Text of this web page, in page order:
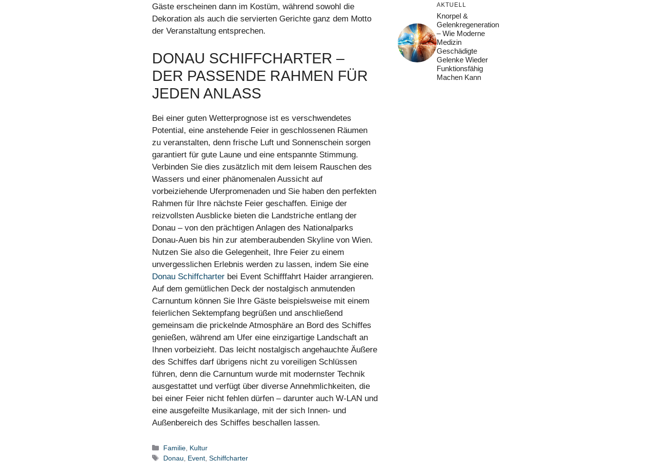
Gäste erscheinen dann im Kostüm, während sowohl die
Dekoration als auch die servierten Gerichte ganz dem Motto
der Veranstaltung entsprechen.
DONAU SCHIFFCHARTER –
DER PASSENDE RAHMEN FÜR
JEDEN ANLASS
Bei einer guten Wetterprognose ist es verschwendetes
Potential, eine anstehende Feier in geschlossenen Räumen
zu veranstalten, denn frische Luft und Sonnenschein sorgen
garantiert für gute Laune und eine entspannte Stimmung.
Verbinden Sie dies zusätzlich mit dem leisem Rauschen des
Wassers und einer phänomenalen Aussicht auf
vorbeiziehende Uferpromenaden und Sie haben den perfekten
Rahmen für Ihre nächste Feier geschaffen. Einige der
reizvollsten Ausblicke bieten die Landstriche entlang der
Donau – von den prächtigen Anlagen des Nationalparks
Donau-Auen bis hin zur atemberaubenden Skyline von Wien.
Nutzen Sie also die Gelegenheit, Ihre Feier zu einem
unvergesslichen Erlebnis werden zu lassen, indem Sie eine ​
Donau Schiffcharter ​ bei Event Schifffahrt Haider arrangieren.
Auf dem gemütlichen Deck der nostalgisch anmutenden
Carnuntum können Sie Ihre Gäste beispielsweise mit einem
feierlichen Sektempfang begrüßen und anschließend
gemeinsam die prickelnde Atmosphäre an Bord des Schiffes
genießen, während am Ufer eine einzigartige Landschaft an
Ihnen vorbeizieht. Das leicht nostalgisch angehauchte Äußere
des Schiffes darf übrigens nicht zu voreiligen Schlüssen
führen, denn die Carnuntum wurde mit modernster Technik
ausgestattet und verfügt über diverse Annehmlichkeiten, die
bei einer Feier nicht fehlen dürfen – darunter auch W-LAN und
eine ausgefeilte Musikanlage, mit der sich Innen- und
Außenbereich des Schiffes beschallen lassen.
Kategorien
Familie Kultur
Schlagwörter
Donau Event ,Schiffcharter
AKTUELL
Knorpel &
Gelenkregeneration
– Wie Moderne
Medizin
Geschädigte
Gelenke Wieder
Funktionsfähig
Machen Kann